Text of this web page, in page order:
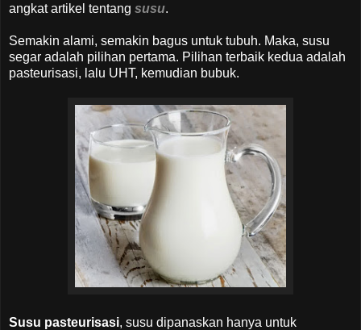
angkat artikel tentang susu.
Semakin alami, semakin bagus untuk tubuh. Maka, susu
segar adalah pilihan pertama. Pilihan terbaik kedua adalah
pasteurisasi, lalu UHT, kemudian bubuk.
Susu pasteurisasi, susu dipanaskan hanya untuk